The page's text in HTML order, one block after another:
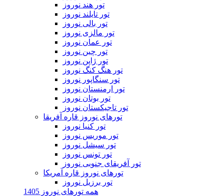
تور هند نوروز
تور تایلند نوروز
تور بالی نوروز
تور مالزی نوروز
تور عمان نوروز
تور چین نوروز
تور ژاپن نوروز
تور هنگ کنگ نوروز
تور سنگاپور نوروز
تور ارمنستان نوروز
تور بوتان نوروز
تور تاجیکستان نوروز
تورهای نوروز قاره آفریقا
تور کنیا نوروز
تور موریس نوروز
تور سیشل نوروز
تور تونس نوروز
تور آفریقای جنوبی نوروز
تورهای نوروز قاره آمریکا
تور برزیل نوروز
همه تورهای نوروز 1405